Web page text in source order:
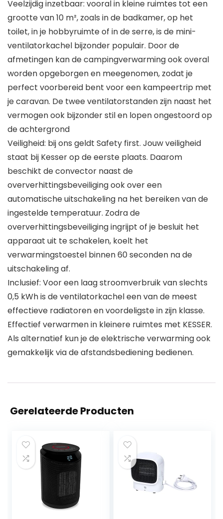
Veelzijdig inzetbaar: vooral in kleine ruimtes tot een
grootte van 10 m², zoals in de badkamer, op het
toilet, in je hobbyruimte of in de serre, is de mini-
ventilatorkachel bijzonder populair. Door de
afmetingen kan de campingverwarming ook overal
worden opgeborgen en meegenomen, zodat je
perfect voorbereid bent voor een kampeertrip met
je caravan. De twee ventilatorstanden zijn naast het
vermogen ook bijzonder stil en lopen ongestoord op
de achtergrond
Veiligheid: bij ons geldt Safety first. Jouw veiligheid
staat bij Kesser op de eerste plaats. Daarom
beschikt de convector naast de
oververhittingsbeveiliging ook over een
automatische uitschakeling na het bereiken van de
ingestelde temperatuur. Zodra de
oververhittingsbeveiliging ingrijpt of je besluit het
apparaat uit te schakelen, koelt het
verwarmingstoestel binnen 60 seconden na de
uitschakeling af.
Inclusief: Voor een laag stroomverbruik van slechts
0,5 kWh is de ventilatorkachel een van de meest
effectieve radiatoren en voordeligste in zijn klasse.
Effectief verwarmen in kleinere ruimtes met KESSER.
Als alternatief kun je de elektrische verwarming ook
gemakkelijk via de afstandsbediening bedienen.
Gerelateerde Producten